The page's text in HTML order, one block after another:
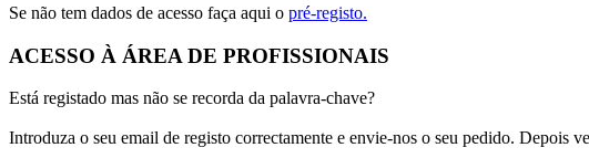
Se não tem dados de acesso faça aqui o pré-registo.
ACESSO À ÁREA DE PROFISSIONAIS
Está registado mas não se recorda da palavra-chave?
Introduza o seu email de registo correctamente e envie-nos o seu pedido. Depois